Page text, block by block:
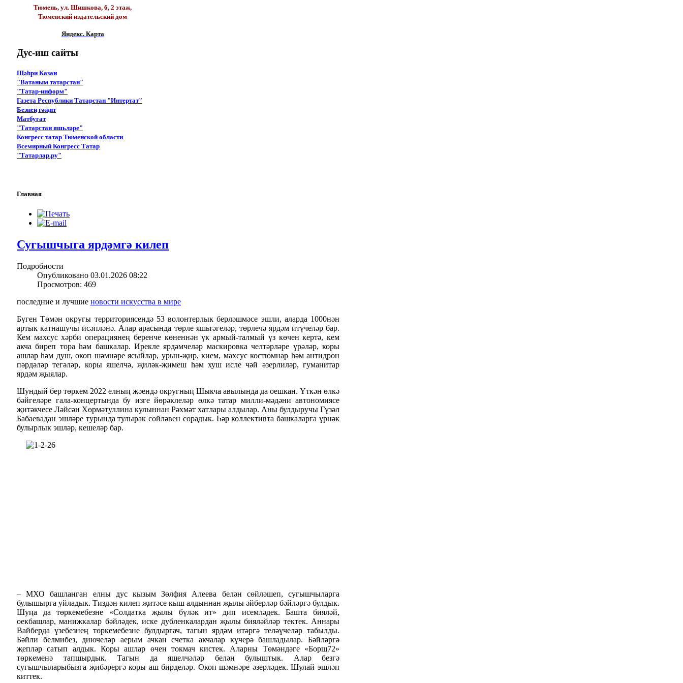
Тюмень, ул. Шишкова, 6, 2 этаж,
Тюменский издательский дом
Яндекс. Карта
Дус-иш сайты
Шәһри Казан
"Ватаным татарстан"
"Татар-информ"
Газета Республики Татарстан "Интертат"
Безнең гәҗит
Матбугат
"Татарстан яшьләре"
Конгресс татар Тюменской области
Всемирный Конгресс Татар
"Татарлар.ру"
Главная
Сугышчыга ярдәмгә килеп
Подробности
Опубликовано 03.01.2026 08:22
Просмотров: 469
последние и лучшие новости искусства в мире
Бүген Төмән округы территориясендә 53 волонтерлык берләшмәсе эшли, аларда 1000нән
артык катнашучы исәпләнә. Алар арасында төрле яшьтәгеләр, төрлечә ярдәм итүчеләр бар.
Кем махсус хәрби операциянең беренче көненнән үк армый-талмый үз көчен кертә, кем
акча биреп тора һәм башкалар. Ирекле ярдәмчеләр маскировка челтәрләре үрәләр, коры
ашлар һәм душ, окоп шәмнәре ясыйлар, урын-җир, кием, махсус костюмнар һәм антидрон
пәрдәләр тегәләр, коры яшелчә, җиләк-җимеш һәм хуш исле чәй әзерлиләр, гуманитар
ярдәм җыялар.
Шундый бер төркем 2022 елның җәендә округның Шыкча авылында да оешкан. Үткән өлкә
бәйгеләре гала-концертында бу изге йөрәклеләр өлкә татар милли-мәдәни автономиясе
җитәкчесе Ләйсән Хөрмәтуллина кулыннан Рәхмәт хатлары алдылар. Аны булдыручы Гүзәл
Бабаевадан эшләре турында тулырак сөйләвен сорадык. Һәр коллективта башкаларга үрнәк
булырлык эшләр, кешеләр бар.
– МХО башланган елны дус кызым Зөлфия Алеева белән сөйләшеп, сугышчыларга
булышырга уйладык. Тиздән килеп җитәсе кыш алдыннан җылы әйберләр бәйләргә булдык.
Шуңа да төркемебезне «Солдатка җылы бүләк ит» дип исемләдек. Башта бияләй,
оекбашлар, манижкалар бәйләдек, иске дубленкалардан җылы бияләйләр тектек. Аннары
Вайберда үзебезнең төркемебезне булдыргач, тагын ярдәм итәргә теләүчеләр табылды.
Бәйли белмибез, диючеләр аерым ачкан счетка акчалар күчерә башладылар. Бәйләргә
җепләр сатып алдык. Коры ашлар өчен токмач кистек. Аларны Төмәндәге «Борщ72»
төркеменә тапшырдык. Тагын да яшелчәләр белән булыштык. Алар безгә
сугышчыларыбызга җибәрергә коры аш бирделәр. Окоп шәмнәре әзерләдек. Шулай эшләп
киттек.